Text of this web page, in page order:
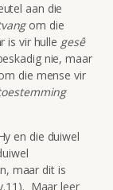
aan die
om die
is vir hulle gesê
nie, maar
die mense vir
en die duiwel
maar dit is
Maar leer